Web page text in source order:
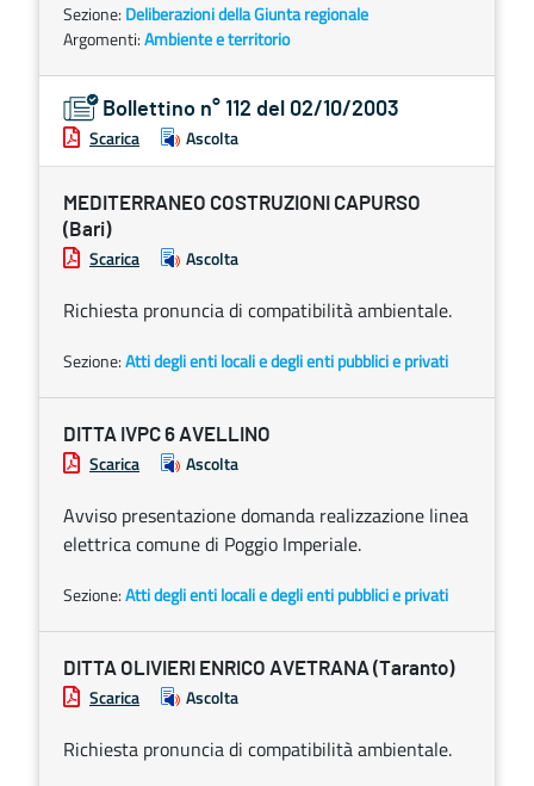
Sezione: Deliberazioni della Giunta regionale
Argomenti:Ambiente e territorio
Bollettino n° 112 del 02/10/2003
Scarica Ascolta
MEDITERRANEO COSTRUZIONI CAPURSO
(Bari)
Scarica Ascolta
Richiesta pronuncia di compatibilità ambientale.
Sezione:Atti degli enti locali e degli enti pubblici e privati
DITTA IVPC 6 AVELLINO
Scarica Ascolta
Avviso presentazione domanda realizzazione linea
elettrica comune di Poggio Imperiale.
Sezione:Atti degli enti locali e degli enti pubblici e privati
DITTA OLIVIERI ENRICO AVETRANA (Taranto)
Scarica Ascolta
Richiesta pronuncia di compatibilità ambientale.